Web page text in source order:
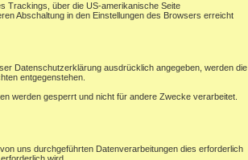
Trackings, über die US-amerikanische Seite
Abschaltung in den Einstellungen des Browsers erreicht
Datenschutzerklärung ausdrücklich angegeben, werden die
entgegenstehen.
werden gesperrt und nicht für andere Zwecke verarbeitet.
uns durchgeführten Datenverarbeitungen dies erforderlich